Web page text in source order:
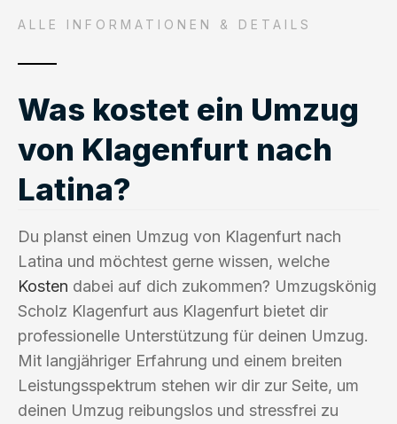
ALLE INFORMATIONEN & DETAILS
Was kostet ein Umzug
von Klagenfurt nach
Latina?
Du planst einen Umzug von Klagenfurt nach
Latina und möchtest gerne wissen, welche
Kosten dabei auf dich zukommen? Umzugskönig
Scholz Klagenfurt aus Klagenfurt bietet dir
professionelle Unterstützung für deinen Umzug.
Mit langjähriger Erfahrung und einem breiten
Leistungsspektrum stehen wir dir zur Seite, um
deinen Umzug reibungslos und stressfrei zu